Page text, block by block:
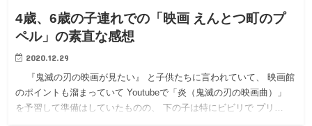
4歳、6歳の子連れでの「映画 えんとつ町のプ
ペル」の素直な感想
2020.12.29
『鬼滅の刃の映画が見たい』 と子供たちに言われていて、 映画館
のポイントも溜まっていて Youtubeで「炎（鬼滅の刃の映画曲）」
を予習して準備はしていたものの、 下の子は特にビビリで プリ…